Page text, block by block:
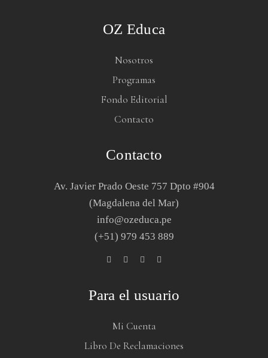
OZ Educa
Nosotros
Programas
Fondo Editorial
Contacto
Contacto
Av. Javier Prado Oeste 757 Dpto #904
(Magdalena del Mar)
info@ozeduca.pe
(+51) 979 453 889
Para el usuario
Mi Cuenta
Libro De Reclamaciones